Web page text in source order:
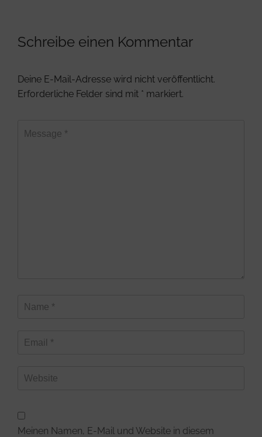
Schreibe einen Kommentar
Deine E-Mail-Adresse wird nicht veröffentlicht.
Erforderliche Felder sind mit * markiert.
Meinen Namen, E-Mail und Website in diesem